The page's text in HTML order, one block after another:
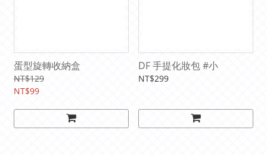
蛋型旋轉收納盒
NT$129
NT$99
DF 手提化妝包 #小
NT$299